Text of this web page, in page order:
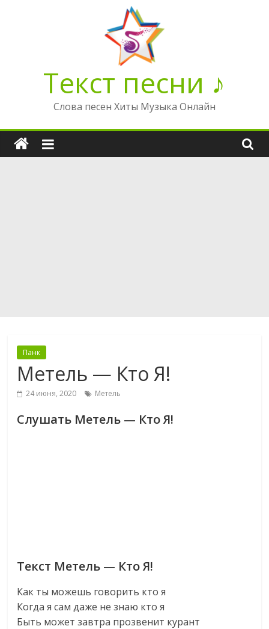
Текст песни ♪
Слова песен Хиты Музыка Онлайн
Панк
Метель — Кто Я!
24 июня, 2020 Метель
Слушать Метель — Кто Я!
Текст Метель — Кто Я!
Как ты можешь говорить кто я
Когда я сам даже не знаю кто я
Быть может завтра прозвенит курант